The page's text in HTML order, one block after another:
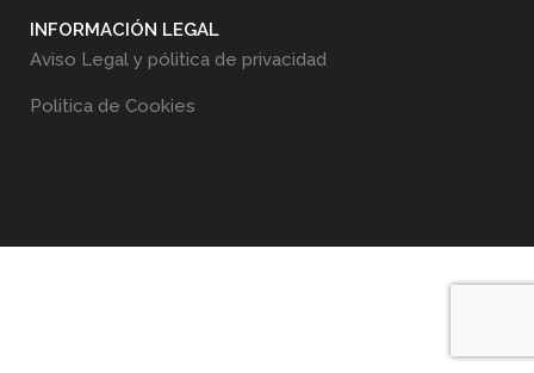
INFORMACIÓN LEGAL
Aviso Legal y pólitica de privacidad
Politica de Cookies